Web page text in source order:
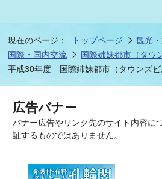
現在のページ： トップページ
観光
国際・国内交流
国際姉妹都市（タウ
平成30年度 国際姉妹都市（タウンズビ
広告バナー
バナー広告やリンク先のサイト内容に
証するものではありません。